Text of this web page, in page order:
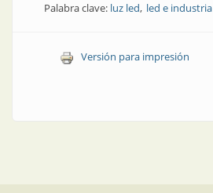
Palabra clave: luz led led e industria
Versión para impresión